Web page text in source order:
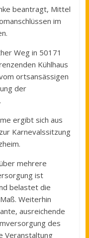
beantragt, Mittel
im
Weg in 50171
Kühlhaus
ortsansässigen
der
ergibt sich aus
Karnevalssitzung
mehrere
ist
belastet die
Weiterhin
ausreichende
des
Veranstaltung